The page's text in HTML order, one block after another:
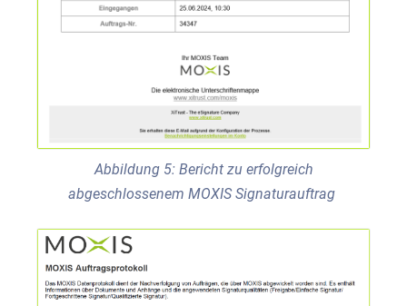
Abbildung 5: Bericht zu erfolgreich
abgeschlossenem MOXIS Signaturauftrag